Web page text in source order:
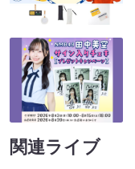
関連ライブ